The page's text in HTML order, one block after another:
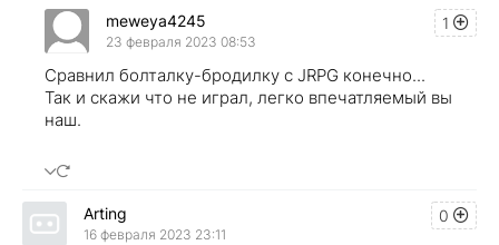
1
meweya4245
23 февраля 2023 08:53
Сравнил болталку-бродилку с JRPG конечно...
Так и скажи что не играл, легко впечатляемый вы
наш.
0
Arting
16 февраля 2023 23:11